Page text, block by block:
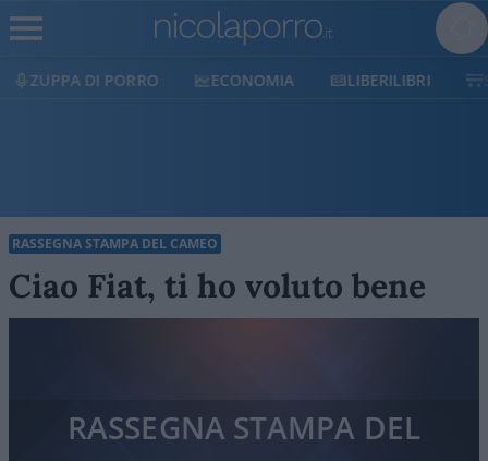
ECONOMIA LIBERILIBRI SHOP SOSTIENICI
RASSEGNA STAMPA DEL CAMEO
Ciao Fiat, ti ho voluto bene
RASSEGNA STAMPA DEL